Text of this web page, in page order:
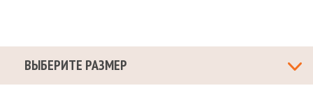
ВЫБЕРИТЕ РАЗМЕР